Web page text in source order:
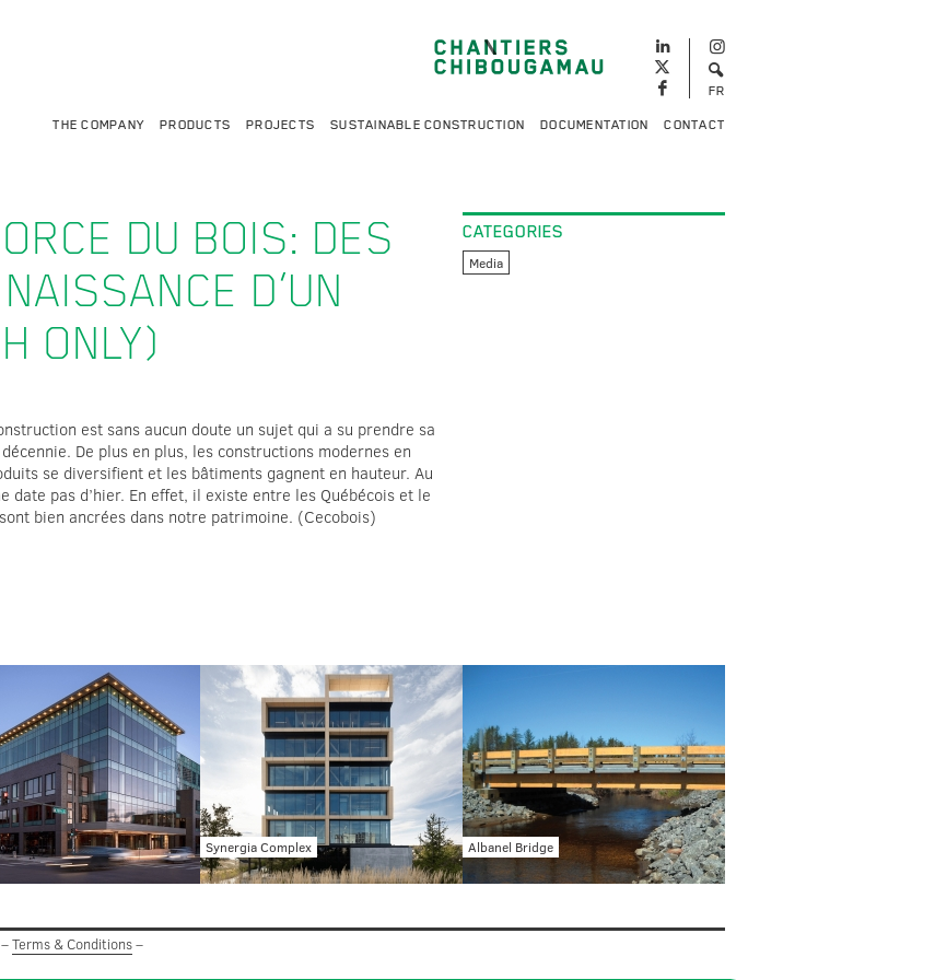
FR
THE COMPANY PRODUCTS PROJECTS SUSTAINABLE CONSTRUCTION DOCUMENTATION CONTACT
DU BOIS: DES
D’UN
ONLY)
est sans aucun doute un sujet qui a su prendre sa
De plus en plus, les constructions modernes en
se diversifient et les bâtiments gagnent en hauteur. Au
date pas d’hier. En effet, il existe entre les Québécois et le
bien ancrées dans notre patrimoine. (Cecobois)
CATEGORIES
Media
Synergia Complex Albanel Bridge
Terms & Conditions–